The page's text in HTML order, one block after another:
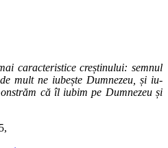
caracteristice creștinului: semnul
mult ne iubește Dumnezeu, și iu­
că îl iubim pe Dumnezeu și